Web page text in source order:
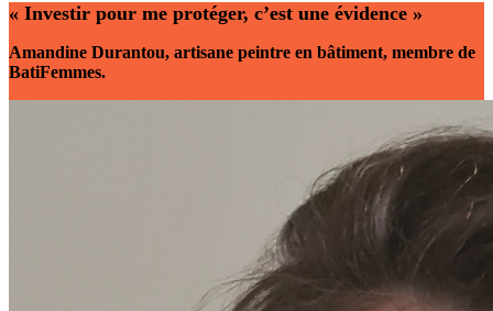
« Investir pour me protéger, c’est une évidence »
Amandine Durantou, artisane peintre en bâtiment, membre de
BatiFemmes.